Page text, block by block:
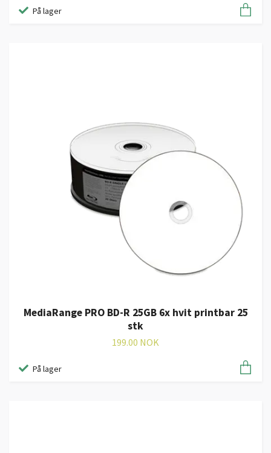
På lager
MediaRange PRO BD-R 25GB 6x hvit printbar 25
stk
199.00 NOK
På lager